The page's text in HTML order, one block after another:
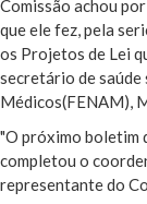
Comissão achou
que ele fez, pela
os Projetos de Lei
secretário de saúde
Médicos(FENAM),
"O próximo boletim
completou o
representante do